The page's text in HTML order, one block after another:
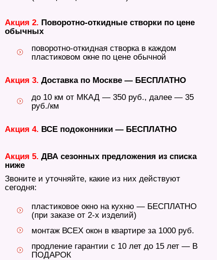
Акция 2. Поворотно-откидные створки по цене
обычных
поворотно-откидная створка в каждом
пластиковом окне по цене обычной
Акция 3. Доставка по Москве — БЕСПЛАТНО
до 10 км от МКАД — 350 руб., далее — 35
руб./км
Акция 4. ВСЕ подоконники — БЕСПЛАТНО
Акция 5. ДВА сезонных предложения из списка
ниже
Звоните и уточняйте, какие из них действуют
сегодня:
пластиковое окно на кухню — БЕСПЛАТНО
(при заказе от 2-х изделий)
монтаж ВСЕХ окон в квартире за 1000 руб.
продление гарантии с 10 лет до 15 лет — В
ПОДАРОК